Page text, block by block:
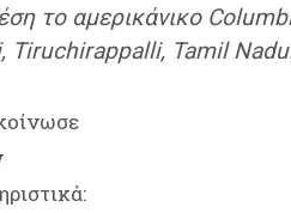
το αμερικάνικο
Tiruchirappalli, Tamil